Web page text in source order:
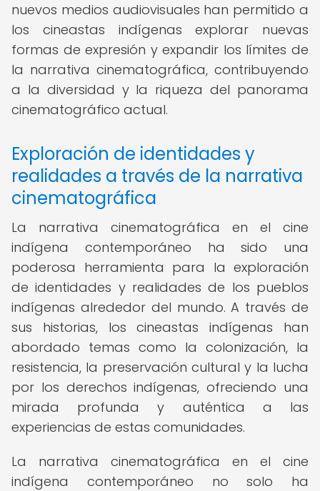
nuevos medios audiovisuales han permitido a
los cineastas indígenas explorar nuevas
formas de expresión y expandir los límites de
la narrativa cinematográfica, contribuyendo
a la diversidad y la riqueza del panorama
cinematográfico actual.
Exploración de identidades y
realidades a través de la narrativa
cinematográfica
La narrativa cinematográfica en el cine
indígena contemporáneo ha sido una
poderosa herramienta para la exploración
de identidades y realidades de los pueblos
indígenas alrededor del mundo. A través de
sus historias, los cineastas indígenas han
abordado temas como la colonización, la
resistencia, la preservación cultural y la lucha
por los derechos indígenas, ofreciendo una
mirada profunda y auténtica a las
experiencias de estas comunidades.
La narrativa cinematográfica en el cine
indígena contemporáneo no solo ha